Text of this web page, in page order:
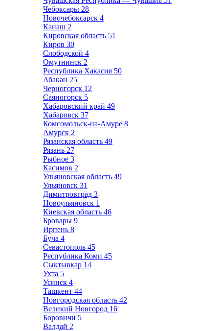
Чебоксары 28
Новочебоксарск 4
Канаш 2
Кировская область 51
Киров 30
Слободской 4
Омутнинск 2
Республика Хакасия 50
Абакан 25
Черногорск 12
Саяногорск 5
Хабаровский край 49
Хабаровск 37
Комсомольск-на-Амуре 8
Амурск 2
Рязанская область 49
Рязань 27
Рыбное 3
Касимов 2
Ульяновская область 49
Ульяновск 31
Димитровград 3
Новоульяновск 1
Киевская область 46
Бровары 9
Ирпень 8
Буча 4
Севастополь 45
Республика Коми 45
Сыктывкар 14
Ухта 5
Усинск 4
Ташкент 44
Новгородская область 42
Великий Новгород 16
Боровичи 5
Валдай 2